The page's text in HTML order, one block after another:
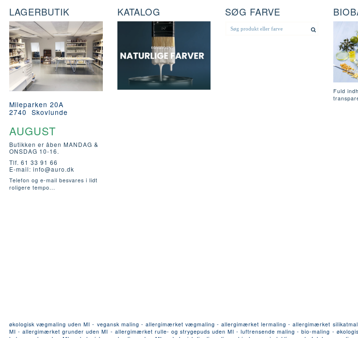
LAGERBUTIK
Mileparken 20A
2740 Skovlunde
AUGUST
Butikken er åben MANDAG &
ONSDAG 10-16.
Tlf. 61 33 91 66
E-mail: info@auro.dk
Telefon og e-mail besvares i lidt
roligere tempo...
KATALOG SØG FARVE
Fuld
økologisk vægmaling uden MI - vegansk maling - allergimærket vægmaling - allergimærket lermaling - allergimærket
MI - allergimærket grunder uden MI - allergimærket rulle- og strygepuds uden MI - luftrensende maling - bio-maling -